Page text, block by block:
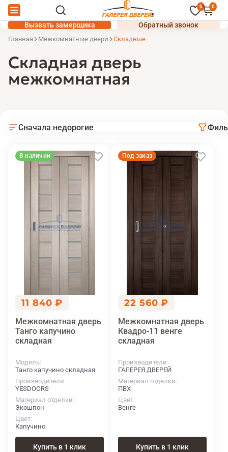
0 0
Вызвать замерщика Обратный звонок
Главная Межкомнатные двери Складные
Складная дверь
межкомнатная
Сначала недорогие
В наличии
11 840 ₽
Межкомнатная дверь
Танго капучино
складная
Модель
Танго капучино складная
Производители
YESDOORS
Материал отделки
Экошпон
Цвет
Капучино
Купить в 1 клик
Под заказ
22 560 ₽
Межкомнатная дверь
Квадро-11 венге
складная
Производители
ГАЛЕРЕЯ ДВЕРЕЙ
Материал отделки
ПВХ
Цвет
Венге
Купить в 1 клик